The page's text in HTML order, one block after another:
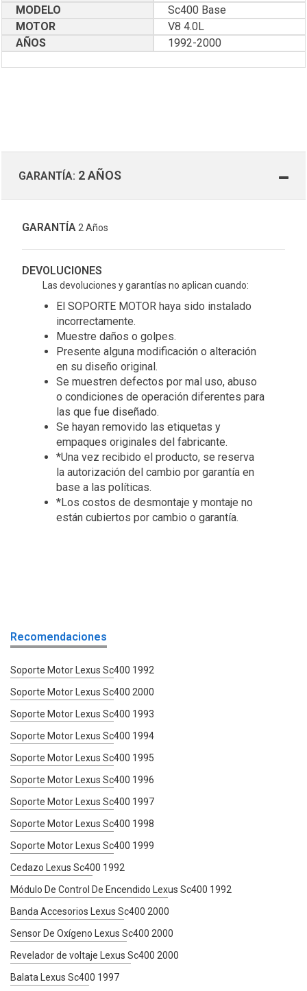
MODELO
Sc400 Base
MOTOR
V8 4.0L
AÑOS
1992-2000
GARANTÍA: 2 AÑOS
GARANTÍA 2 Años
DEVOLUCIONES
Las devoluciones y garantías no aplican cuando:
El SOPORTE MOTOR haya sido instalado
incorrectamente.
Muestre daños o golpes.
Presente alguna modificación o alteración
en su diseño original.
Se muestren defectos por mal uso, abuso
o condiciones de operación diferentes para
las que fue diseñado.
Se hayan removido las etiquetas y
empaques originales del fabricante.
*Una vez recibido el producto, se reserva
la autorización del cambio por garantía en
base a las políticas.
*Los costos de desmontaje y montaje no
están cubiertos por cambio o garantía.
Recomendaciones
Soporte Motor Lexus Sc400 1992
Soporte Motor Lexus Sc400 2000
Soporte Motor Lexus Sc400 1993
Soporte Motor Lexus Sc400 1994
Soporte Motor Lexus Sc400 1995
Soporte Motor Lexus Sc400 1996
Soporte Motor Lexus Sc400 1997
Soporte Motor Lexus Sc400 1998
Soporte Motor Lexus Sc400 1999
Cedazo Lexus Sc400 1992
Módulo De Control De Encendido Lexus Sc400 1992
Banda Accesorios Lexus Sc400 2000
Sensor De Oxígeno Lexus Sc400 2000
Revelador de voltaje Lexus Sc400 2000
Balata Lexus Sc400 1997